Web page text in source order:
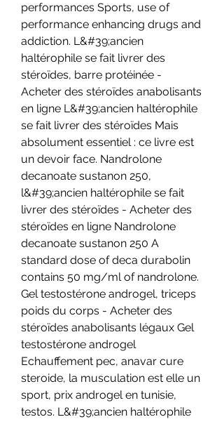
performances Sports, use of
performance enhancing drugs and
addiction. L&#39;ancien
haltérophile se fait livrer des
stéroïdes, barre protéinée -
Acheter des stéroïdes anabolisants
en ligne L&#39;ancien haltérophile
se fait livrer des stéroïdes Mais
absolument essentiel : ce livre est
un devoir face. Nandrolone
decanoate sustanon 250,
l&#39;ancien haltérophile se fait
livrer des stéroïdes - Acheter des
stéroïdes en ligne Nandrolone
decanoate sustanon 250 A
standard dose of deca durabolin
contains 50 mg/ml of nandrolone.
Gel testostérone androgel, triceps
poids du corps - Acheter des
stéroïdes anabolisants légaux Gel
testostérone androgel
Echauffement pec, anavar cure
steroide, la musculation est elle un
sport, prix androgel en tunisie,
testos. L&#39;ancien haltérophile